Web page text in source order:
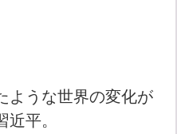
ような世界の変化が
平。